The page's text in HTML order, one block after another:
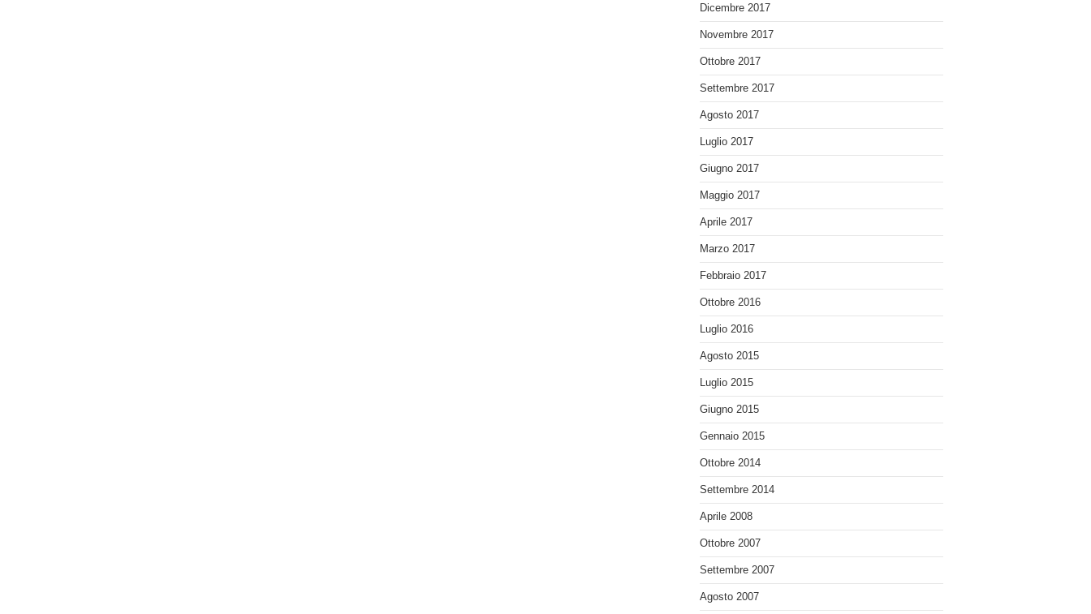
Dicembre 2017
Novembre 2017
Ottobre 2017
Settembre 2017
Agosto 2017
Luglio 2017
Giugno 2017
Maggio 2017
Aprile 2017
Marzo 2017
Febbraio 2017
Ottobre 2016
Luglio 2016
Agosto 2015
Luglio 2015
Giugno 2015
Gennaio 2015
Ottobre 2014
Settembre 2014
Aprile 2008
Ottobre 2007
Settembre 2007
Agosto 2007